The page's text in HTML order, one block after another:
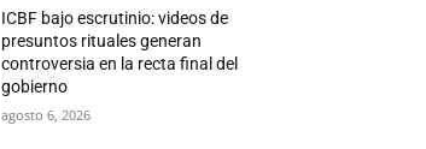
ICBF bajo escrutinio: videos de
presuntos rituales generan
controversia en la recta final del
gobierno
agosto 6, 2026